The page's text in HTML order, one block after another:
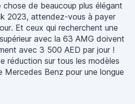
de beaucoup plus élégant
2023, attendez-vous à payer
Et ceux qui recherchent une
avec la 63 AMG doivent
avec 3 500 AED par jour !
réduction sur tous les modèles
Mercedes Benz pour une longue